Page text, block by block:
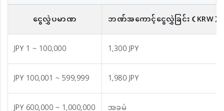
ငွေလွှဲပမာဏ ဘဏ်အကောင့်ငွေလွှဲခြင်း（KRW）
JPY 1 ~ 100,000
1,300 JPY
JPY 100,001 ~ 599,999
1,980 JPY